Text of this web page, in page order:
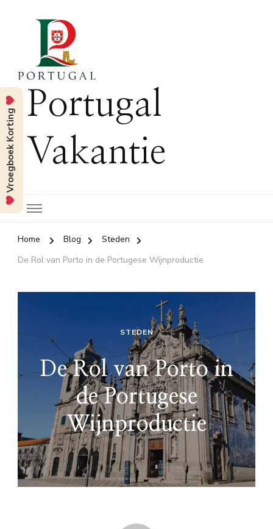
Portugal
Vakantie
Home Blog
Steden
De Rol van Porto in de Portugese Wijnproductie
STEDEN
De Rol van Porto in
de Portugese
Wijnproductie
Vroegboek Korting